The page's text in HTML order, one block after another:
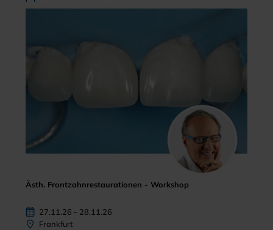
Ästh. Frontzahnrestaurationen - Workshop
27.11.26 - 28.11.26
Frankfurt